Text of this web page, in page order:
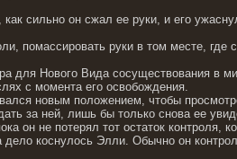
сильно он сжал ее руки, и его
помассировать руки в том месте, где
для Нового Вида сосуществования в
с момента его освобождения.
новым положением, чтобы
за ней, лишь бы только снова ее
он не потерял тот остаток контроля,
коснулось Элли. Обычно он